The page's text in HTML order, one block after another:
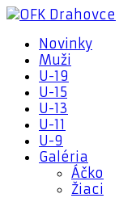
Novinky
Muži
U-19
U-15
U-13
U-11
U-9
Galéria
Áčko
Žiaci